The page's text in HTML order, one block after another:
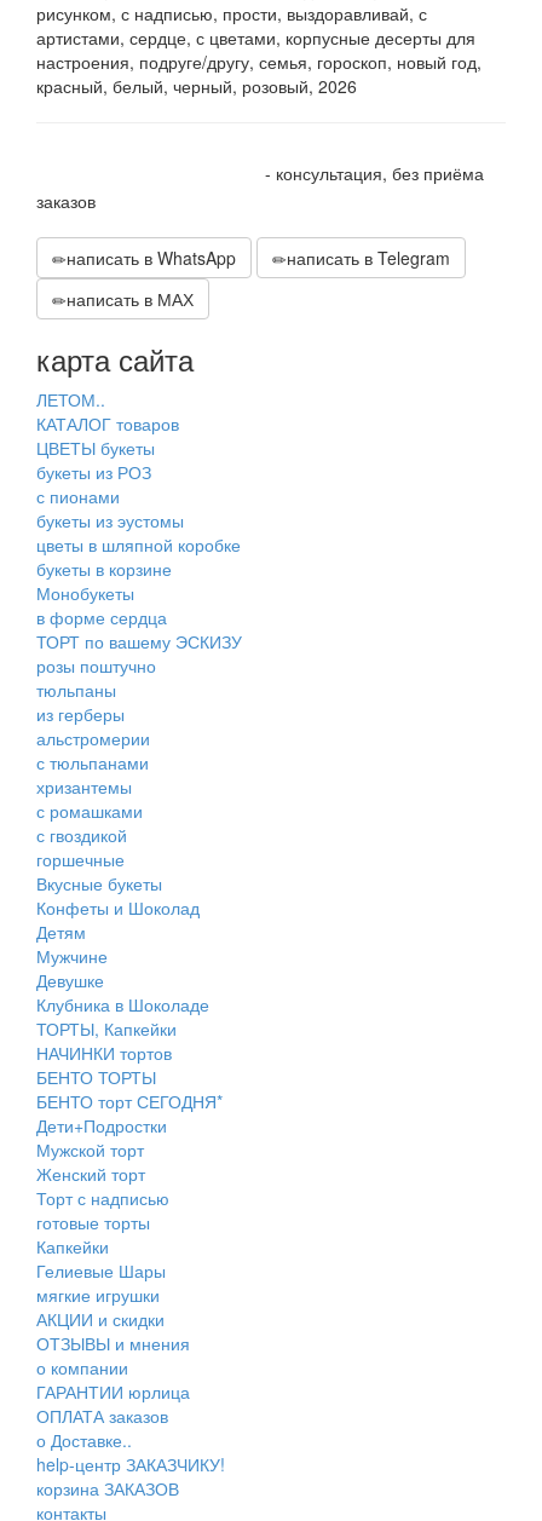
рисунком, с надписью, прости, выздоравливай, с
артистами, сердце, с цветами, корпусные десерты для
настроения, подруге/другу, семья, гороскоп, новый год,
красный, белый, черный, розовый, 2026
- консультация, без приёма
заказов
написать в WhatsApp
написать в Telegram
написать в МАХ
карта сайта
ЛЕТОМ..
КАТАЛОГ товаров
ЦВЕТЫ букеты
букеты из РОЗ
с пионами
букеты из эустомы
цветы в шляпной коробке
букеты в корзине
Монобукеты
в форме сердца
ТОРТ по вашему ЭСКИЗУ
розы поштучно
тюльпаны
из герберы
альстромерии
с тюльпанами
хризантемы
с ромашками
с гвоздикой
горшечные
Вкусные букеты
Конфеты и Шоколад
Детям
Мужчине
Девушке
Клубника в Шоколаде
ТОРТЫ, Капкейки
НАЧИНКИ тортов
БЕНТО ТОРТЫ
БЕНТО торт СЕГОДНЯ*
Дети+Подростки
Мужской торт
Женский торт
Торт с надписью
готовые торты
Капкейки
Гелиевые Шары
мягкие игрушки
АКЦИИ и скидки
ОТЗЫВЫ и мнения
о компании
ГАРАНТИИ юрлица
ОПЛАТА заказов
о Доставке..
help-центр ЗАКАЗЧИКУ!
корзина ЗАКАЗОВ
контакты